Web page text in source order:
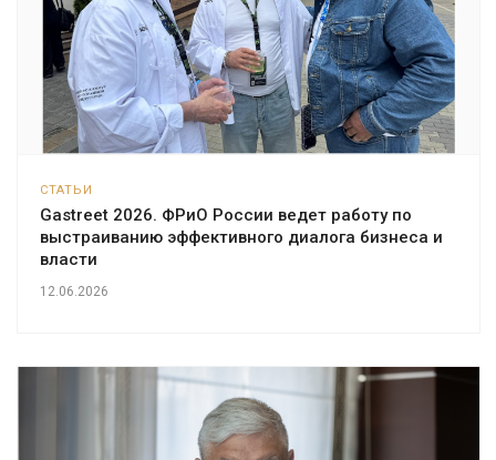
СТАТЬИ
Gastreet 2026. ФРиО России ведет работу по
выстраиванию эффективного диалога бизнеса и
власти
12.06.2026